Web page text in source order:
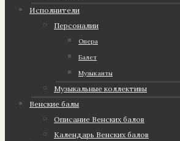
Исполнители
Персоналии
Опера
Балет
Музыканты
Музыкальные коллективы
Венские балы
Описание Венских балов
Календарь Венских балов